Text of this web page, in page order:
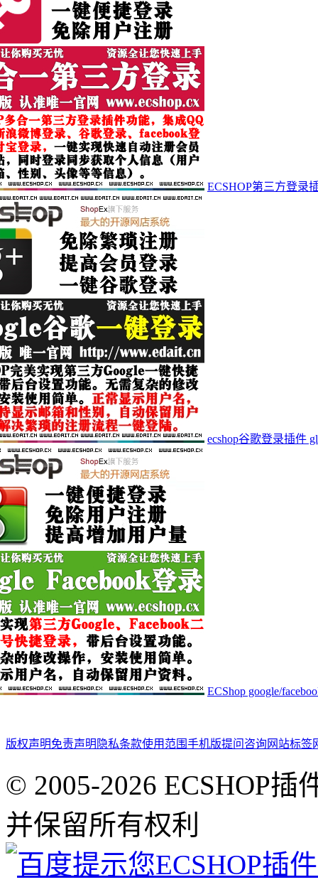
ECSHOP第三方登录
ecshop谷歌登录插件
ECShop google/
版权声明免责声明 隐私条款使用范围手机版提问咨询 网站标签
© 2005-2026 ECSHOP插
并保留所有权利